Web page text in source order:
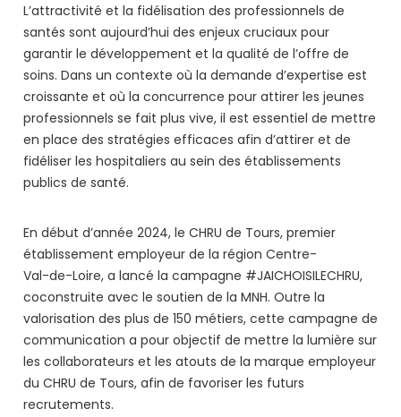
L’attractivité et la fidélisation des professionnels de
santés sont aujourd’hui des enjeux cruciaux pour
garantir le développement et la qualité de l’offre de
soins. Dans un contexte où la demande d’expertise est
croissante et où la concurrence pour attirer les jeunes
professionnels se fait plus vive, il est essentiel de mettre
en place des stratégies efficaces afin d’attirer et de
fidéliser les hospitaliers au sein des établissements
publics de santé.
En début d’année 2024, le CHRU de Tours, premier
établissement employeur de la région Centre-
Val-de-Loire, a lancé la campagne #JAICHOISILECHRU,
coconstruite avec le soutien de la MNH. Outre la
valorisation des plus de 150 métiers, cette campagne de
communication a pour objectif de mettre la lumière sur
les collaborateurs et les atouts de la marque employeur
du CHRU de Tours, afin de favoriser les futurs
recrutements.